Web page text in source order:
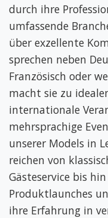
durch ihre
umfassende
über exzellente
sprechen neben
Französisch oder
macht sie zu
internationale
mehrsprachige
unserer Models in
reichen von
Gästeservice bis
Produktlaunches
ihre Erfahrung in